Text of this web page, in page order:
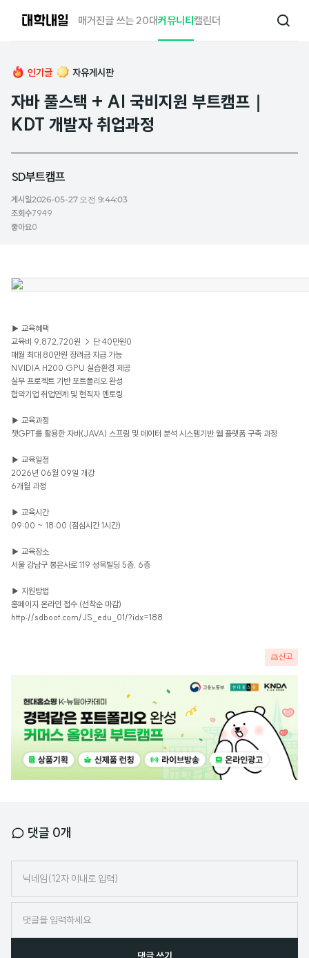
매거진글 쓰는 20대커뮤니티캘린더
검
인기글 자유게시판
자바 풀스택 + AI 국비지원 부트캠프｜
KDT 개발자 취업과정
SD부트캠프
게시일2026-05-27 오전 9:44:03
조회수7949
좋아요0
▶ 교육혜택
교육비 9,872,720원 → 단 40만원0
매월 최대 80만원 장려금 지급 가능
NVIDIA H200 GPU 실습환경 제공
실무 프로젝트 기반 포트폴리오 완성
협약기업 취업연계 및 현직자 멘토링
▶ 교육과정
챗GPT를 활용한 자바(JAVA) 스프링 및 데이터 분석 시스템기반 웹 플랫폼 구축 과정
▶ 교육일정
2026년 06월 09일 개강
6개월 과정
▶ 교육시간
09:00 ~ 18:00 (점심시간 1시간)
▶ 교육장소
서울 강남구 봉은사로 119 성옥빌딩 5층, 6층
▶ 지원방법
홈페이지 온라인 접수 (선착순 마감)
http://sdboot.com/JS_edu_01/?idx=188
신고
댓글 0개
임